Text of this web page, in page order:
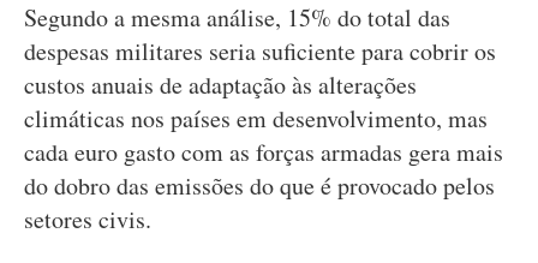
Segundo a mesma análise, 15% do total das
despesas militares seria suficiente para cobrir os
custos anuais de adaptação às alterações
climáticas nos países em desenvolvimento, mas
cada euro gasto com as forças armadas gera mais
do dobro das emissões do que é provocado pelos
setores civis.